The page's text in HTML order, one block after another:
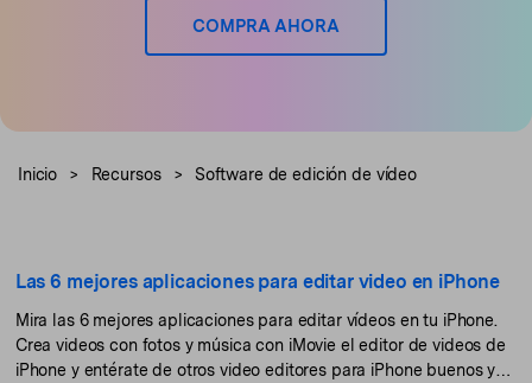
usuarios crean con Filmora
trucos, queremos ayudarte a
Muestra tu creatividad sin
límites con el Centro de
creadores
Explora las plantillas de video
editables diseñadas para
creadores de habla hispana.
para empresas
Consigue una afiliación a
COMPRA AHORA
Inicio > Recursos > Software de edición de vídeo
Las 6 mejores aplicaciones para editar video en iPhone
Mira las 6 mejores aplicaciones para editar vídeos en tu iPhone.
Crea videos con fotos y música con iMovie el editor de videos de
iPhone y entérate de otros video editores para iPhone buenos y